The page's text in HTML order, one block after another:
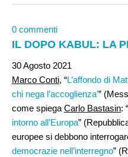
0 commenti
IL DOPO KABUL: LA
30 Agosto 2021
Marco Conti, “L’affondo di
chi nega l’accoglienza’”
come spiega Carlo Bastasin: “
intorno all’Europa”
europee si debbono
democrazie nell’interregno”